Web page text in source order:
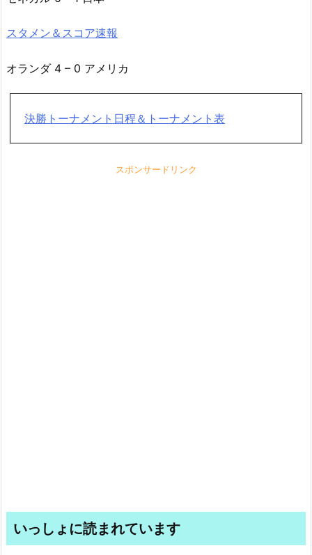
スタメン＆スコア速報
オランダ 4 – 0 アメリカ
決勝トーナメント日程＆トーナメント表
スポンサードリンク
いっしょに読まれています